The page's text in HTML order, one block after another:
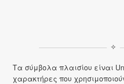
✧
Τα σύμβολα πλαισίου είναι
χαρακτήρες που